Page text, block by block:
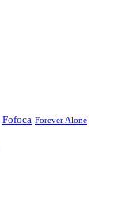
Fofoca Forever Alone